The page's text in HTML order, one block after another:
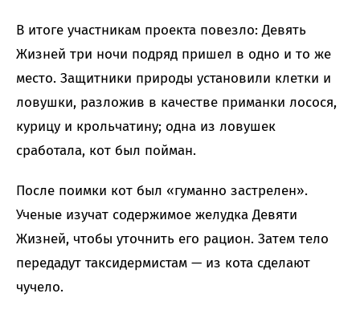
В итоге участникам проекта повезло: Девять
Жизней три ночи подряд пришел в одно и то же
место. Защитники природы установили клетки и
ловушки, разложив в качестве приманки лосося,
курицу и крольчатину; одна из ловушек
сработала, кот был пойман.
После поимки кот был «гуманно застрелен».
Ученые изучат содержимое желудка Девяти
Жизней, чтобы уточнить его рацион. Затем тело
передадут таксидермистам — из кота сделают
чучело.